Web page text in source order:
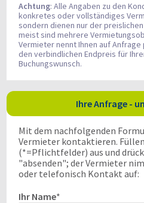
Achtung: Alle Angaben zu den
konkretes oder vollständiges
sondern dienen nur der
meist sind mehrere
Vermieter nennt Ihnen auf
den verbindlichen Endpreis für
Buchungswunsch.
Ihre Anfrage -
Mit dem nachfolgenden
Vermieter kontaktieren.
(*=Pflichtfelder) aus und
"absenden"; der Vermieter
oder telefonisch Kontakt auf:
Ihr Name*